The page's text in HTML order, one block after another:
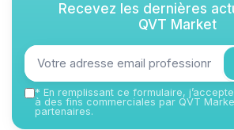
Recevez les dernières
QVT Market
* En remplissant ce formulaire,
à des fins commerciales par QVT
partenaires.